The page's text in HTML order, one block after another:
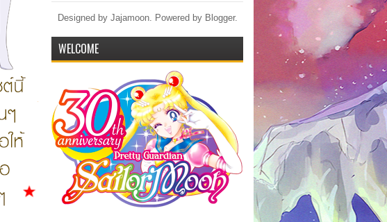
Designed by Jajamoon. Powered by Blogger.
WELCOME